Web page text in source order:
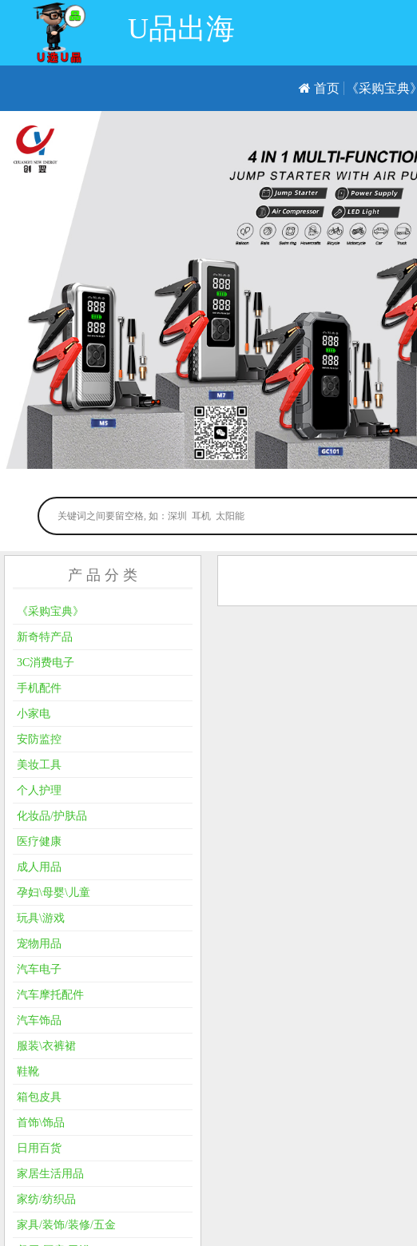
U品出海
首页 《采购宝典》
产 品 分 类
《采购宝典》
新奇特产品
3C消费电子
手机配件
小家电
安防监控
美妆工具
个人护理
化妆品/护肤品
医疗健康
成人用品
孕妇\母婴\儿童
玩具\游戏
宠物用品
汽车电子
汽车摩托配件
汽车饰品
服装\衣裤裙
鞋靴
箱包皮具
首饰\饰品
日用百货
家居生活用品
家纺/纺织品
家具/装饰/装修/五金